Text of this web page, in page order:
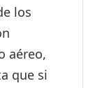
los
aéreo,
que si